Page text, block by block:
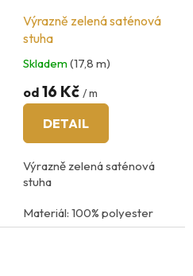
Výrazně zelená saténová
stuha
Skladem(17,8 m)
od 16 Kč / m
DETAIL
Výrazně zelená saténová
stuha
Materiál: 100% polyester